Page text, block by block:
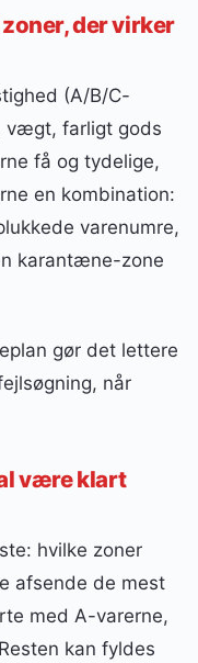
der virker
(A/B/C-
vægt, farligt gods
få og tydelige,
en kombination:
varenumre,
karantæne-zone
gør det lettere
når
være klart
hvilke zoner
afsende de mest
med A-varerne,
kan fyldes